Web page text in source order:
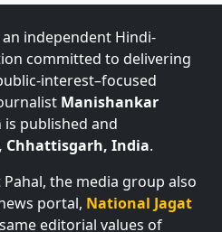
an independent Hindi-
committed to delivering
interest–focused
Manishankar
published and
Chhattisgarh, India.
the media group also
portal, National Jagat
editorial values of